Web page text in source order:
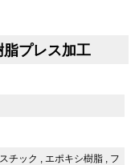
プレス加工
チック エポキシ樹脂
フ